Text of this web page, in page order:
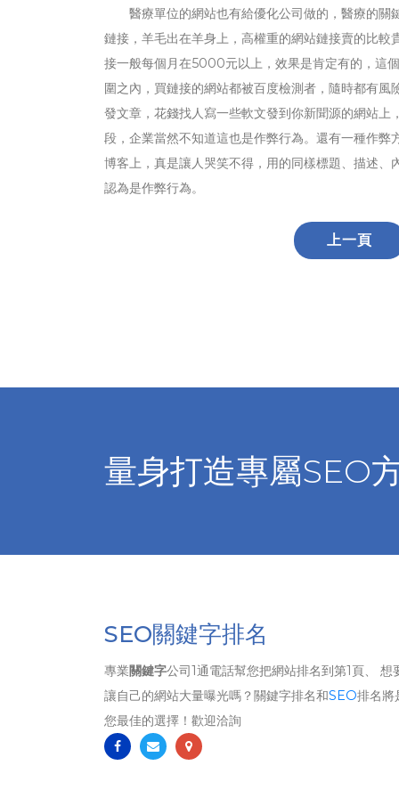
醫療單位的網站也有給優化公司做的，醫療的關
鏈接，羊毛出在羊身上，高權重的網站鏈接賣的比
接一般每個月在5000元以上，效果是肯定有的，這
圍之內，買鏈接的網站都被百度檢測者，隨時都有
發文章，花錢找人寫一些軟文發到你新聞源的網站
段，企業當然不知道這也是作弊行為。還有一種作
博客上，真是讓人哭笑不得，用的同樣標題、描述
認為是作弊行為。
上一頁
量身打造專屬SEO
SEO關鍵字排名
專業關鍵字公司1通電話幫您把網站排名到第1頁、 想
讓自己的網站大量曝光嗎？關鍵字排名和SEO排名將
您最佳的選擇！歡迎洽詢